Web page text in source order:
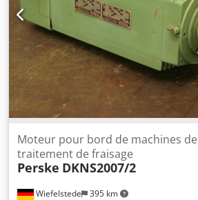
Wiefelstede 395 km
Moteur pour bord de machines de
traitement de fraisage
Perske DKNS2007/2